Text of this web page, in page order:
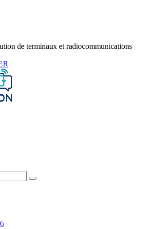
de terminaux et radiocommunications